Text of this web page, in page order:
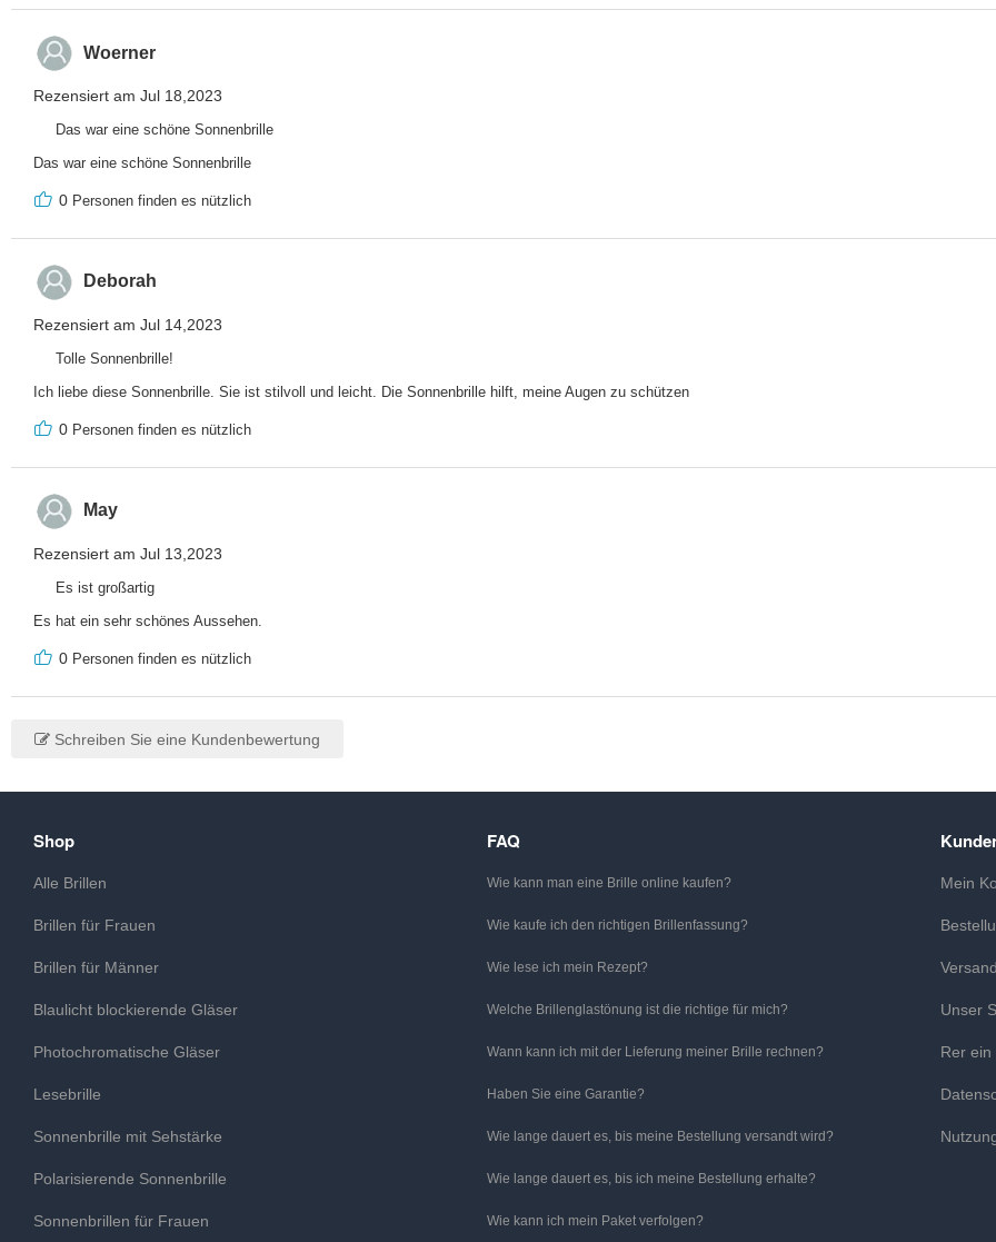
Woerner
Rezensiert am Jul 18,2023
Das war eine schöne Sonnenbrille
Das war eine schöne Sonnenbrille
0 Personen finden es nützlich
Deborah
Rezensiert am Jul 14,2023
Tolle Sonnenbrille!
Ich liebe diese Sonnenbrille. Sie ist stilvoll und leicht. Die Sonnenbrille hilft, meine Augen zu schützen
0 Personen finden es nützlich
May
Rezensiert am Jul 13,2023
Es ist großartig
Es hat ein sehr schönes Aussehen.
0 Personen finden es nützlich
Schreiben Sie eine Kundenbewertung
Shop
Alle Brillen
Brillen für Frauen
Brillen für Männer
Blaulicht blockierende Gläser
Photochromatische Gläser
Lesebrille
Sonnenbrille mit Sehstärke
Polarisierende Sonnenbrille
Sonnenbrillen für Frauen
FAQ
Wie kann man eine Brille online kaufen?
Wie kaufe ich den richtigen Brillenfassung?
Wie lese ich mein Rezept?
Welche Brillenglastönung ist die richtige für mich?
Wann kann ich mit der Lieferung meiner Brille rechnen?
Haben Sie eine Garantie?
Wie lange dauert es, bis meine Bestellung versandt wird?
Wie lange dauert es, bis ich meine Bestellung erhalte?
Wie kann ich mein Paket verfolgen?
Mein
Unser
Rer